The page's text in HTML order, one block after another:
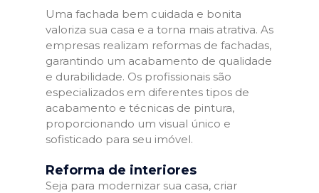
Uma fachada bem cuidada e bonita
valoriza sua casa e a torna mais atrativa. As
empresas realizam reformas de fachadas,
garantindo um acabamento de qualidade
e durabilidade. Os profissionais são
especializados em diferentes tipos de
acabamento e técnicas de pintura,
proporcionando um visual único e
sofisticado para seu imóvel.
Reforma de interiores
Seja para modernizar sua casa, criar